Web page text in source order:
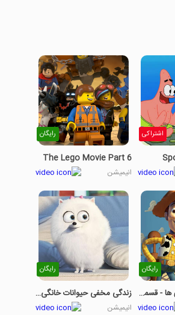
اشتراکی رایگان
The Lego Movie Part 6
انیمیشن
رایگان
داستان اسباب بازی ها - قسمت 8
رایگان
زندگی مخفی حیوانات خانگی-بخش چهارم
انیمیشن